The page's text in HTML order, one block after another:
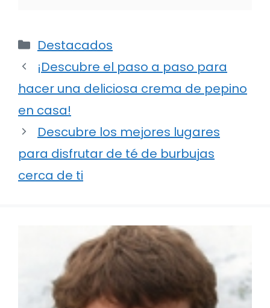
Categorías
Destacados
¡Descubre el paso a paso para
hacer una deliciosa crema de pepino
en casa!
Descubre los mejores lugares
para disfrutar de té de burbujas
cerca de ti